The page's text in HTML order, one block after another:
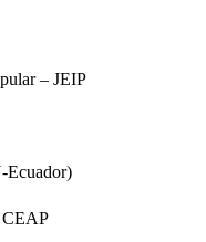
– JEIP
Ecuador)
CEAP